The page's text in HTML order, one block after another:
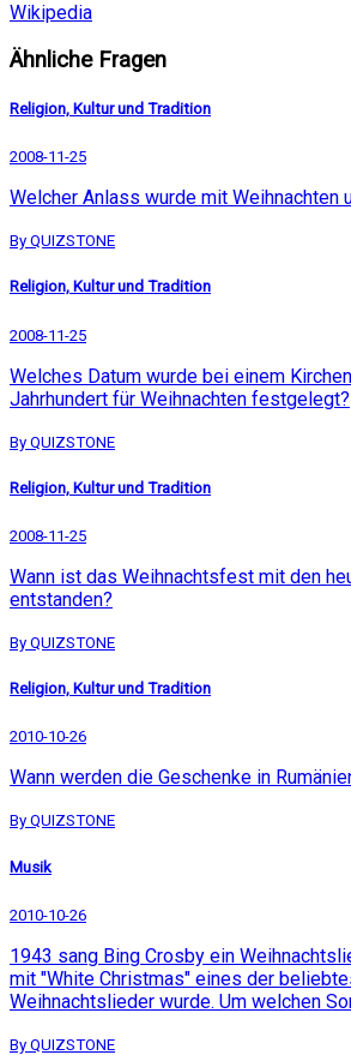
Wikipedia
Ähnliche Fragen
Religion, Kultur und Tradition
2008-11-25
Welcher Anlass wurde mit Weihnachten
By QUIZSTONE
Religion, Kultur und Tradition
2008-11-25
Welches Datum wurde bei einem
Jahrhundert für Weihnachten festgelegt?
By QUIZSTONE
Religion, Kultur und Tradition
2008-11-25
Wann ist das Weihnachtsfest mit den
entstanden?
By QUIZSTONE
Religion, Kultur und Tradition
2010-10-26
Wann werden die Geschenke in
By QUIZSTONE
Musik
2010-10-26
1943 sang Bing Crosby ein
mit "White Christmas" eines der
Weihnachtslieder wurde. Um welchen
By QUIZSTONE